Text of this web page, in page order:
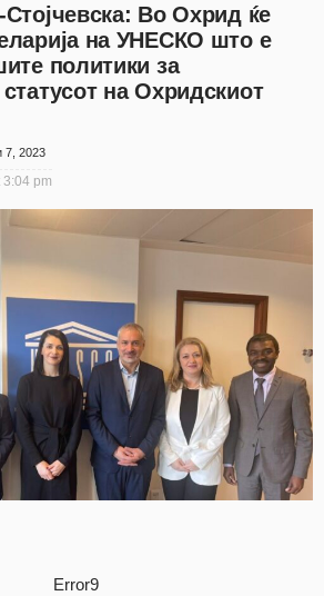
Стојчевска: Во Охрид ќе
на УНЕСКО што е
политики за
на Охридскиот
7, 2023
pm
Error9